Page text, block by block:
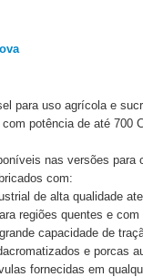
para uso agrícola e
potência de até 700
nas versões para
com:
de alta qualidade
regiões quentes e
capacidade de
e porcas
fornecidas em